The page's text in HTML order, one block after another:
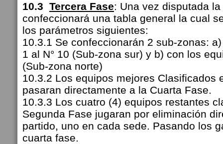
10.3 Tercera Fase: Una vez disputada
confeccionará una tabla general la cual
los parámetros siguientes:
10.3.1 Se confeccionarán 2 sub-zonas:
1 al N° 10 (Sub-zona sur) y b) con los
(Sub-zona norte)
10.3.2 Los equipos mejores Clasificados
pasaran directamente a la Cuarta Fase.
10.3.3 Los cuatro (4) equipos restantes
Segunda Fase jugaran por eliminación
partido, uno en cada sede. Pasando los
cuarta fase.